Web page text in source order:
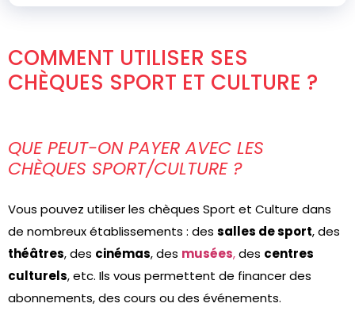
COMMENT UTILISER SES
CHÈQUES SPORT ET CULTURE ?
QUE PEUT-ON PAYER AVEC LES
CHÈQUES SPORT/CULTURE ?
Vous pouvez utiliser les chèques Sport et Culture dans
de nombreux établissements : des salles de sport, des
théâtres, des cinémas, des musées,des centres
culturels, etc. Ils vous permettent de financer des
abonnements, des cours ou des événements.